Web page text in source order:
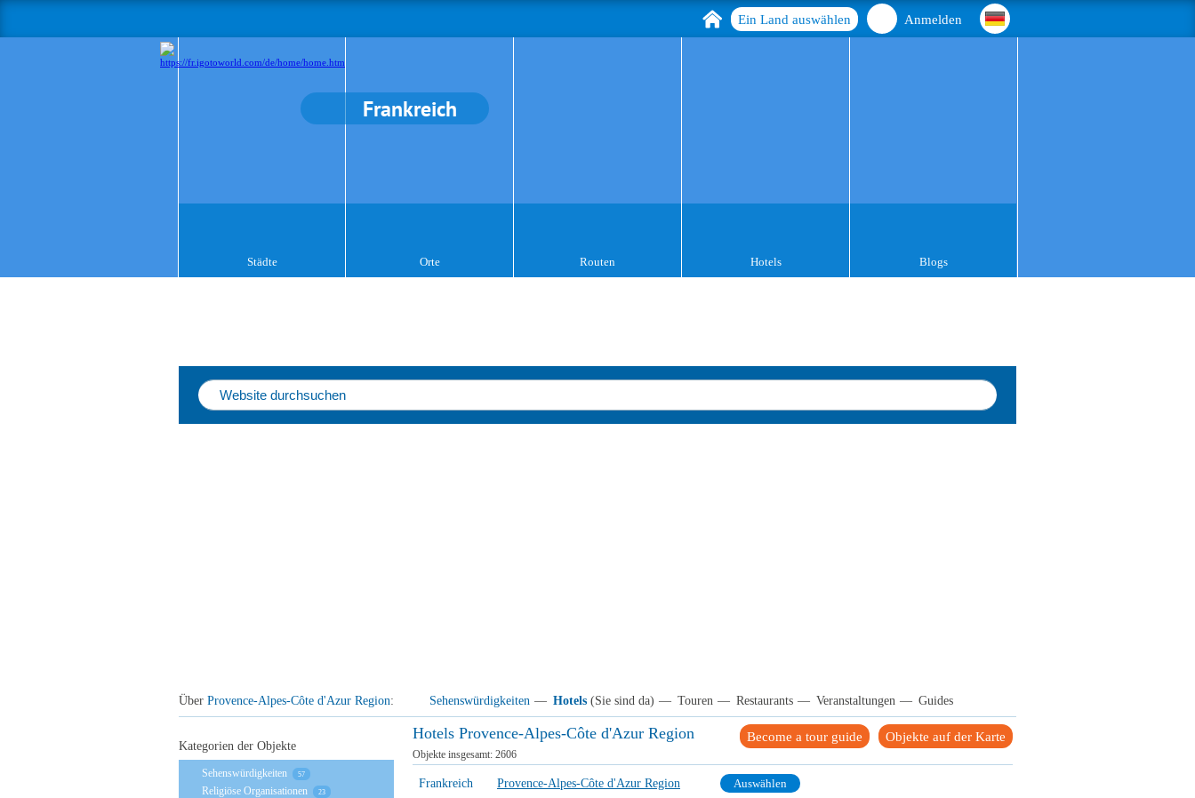
Anmelden
Ein Land auswählen
Frankreich
Städte Orte Routen Hotels Blogs
Über Provence-Alpes-Côte d'Azur Region: Sehenswürdigkeiten — Hotels (Sie sind da) — Touren — Restaurants — Veranstaltungen — Guides
Hotels Provence-Alpes-Côte d'Azur Region Objekte auf der Karte
Become a tour guide
Objekte insgesamt: 2606
Frankreich Provence-Alpes-Côte d'Azur Region Auswählen
Kategorien der Objekte
Sehenswürdigkeiten 57
Religiöse Organisationen 23